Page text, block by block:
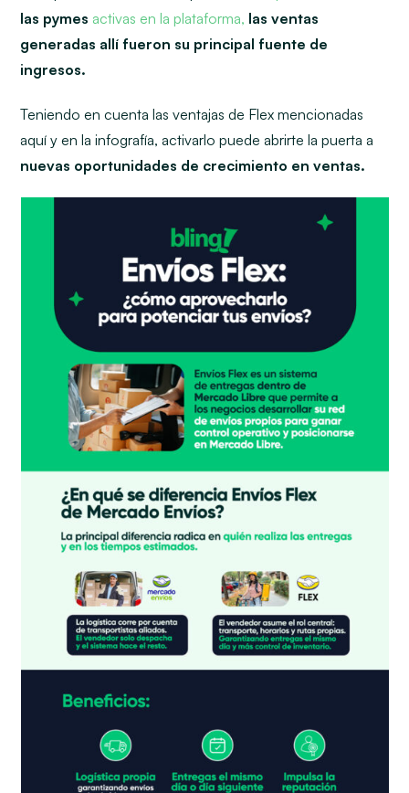
las pymes activas en la plataforma, las ventas
generadas allí fueron su principal fuente de
ingresos.
Teniendo en cuenta las ventajas de Flex mencionadas
aquí y en la infografía, activarlo puede abrirte la puerta a
nuevas oportunidades de crecimiento en ventas.